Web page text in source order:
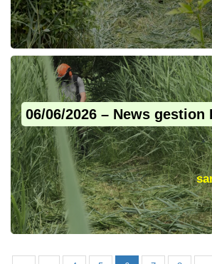
06/06/2026 – News gestion